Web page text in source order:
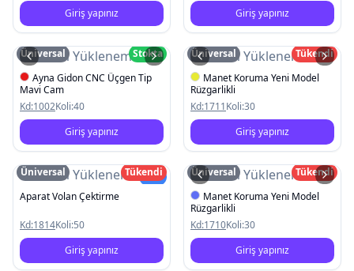
Giriş yapınız
Giriş yapınız
Resim Yüklenemedi
Üniversal
Stokta
Ayna Gidon CNC Üçgen Tip
Mavi Cam
Kd:1002Koli:40
Giriş yapınız
Resim Yüklenemedi
Üniversal
Tükendi
Manet Koruma Yeni Model
Rüzgarlikli
Kd:1711Koli:30
Giriş yapınız
Resim YüklenemediYeni
Üniversal
Tükendi
Aparat Volan Çektirme
Kd:1814Koli:50
Giriş yapınız
Resim Yüklenemedi
Üniversal
Tükendi
Manet Koruma Yeni Model
Rüzgarlikli
Kd:1710Koli:30
Giriş yapınız